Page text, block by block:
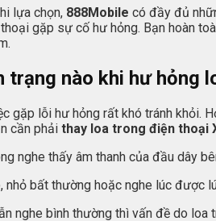
lựa chọn, 888Mobile có đầy đủ
gặp sự cố hư hỏng. Bạn hoàn
trạng nào khi hư hỏng
gặp lỗi hư hỏng rất khó tránh khỏi.
cần phải thay loa trong điện thoại
nghe thấy âm thanh của đầu dây
nhỏ bất thường hoặc nghe lúc được
nghe bình thường thì vấn đề do loa